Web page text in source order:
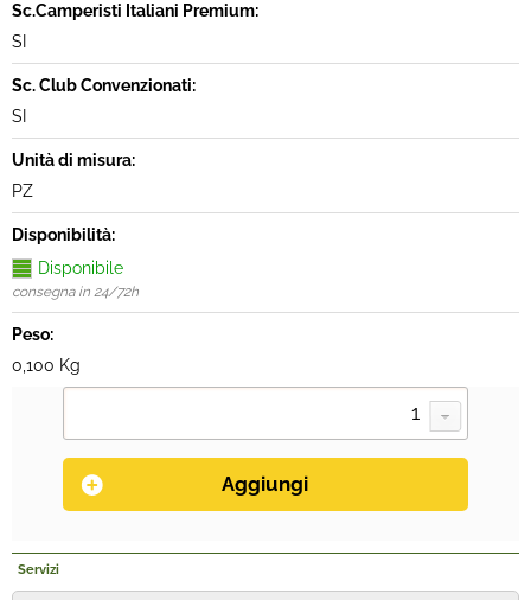
Sc.Camperisti Italiani Premium:
SI
Sc. Club Convenzionati:
SI
Unità di misura:
PZ
Disponibilità:
Disponibile
consegna in 24/72h
Peso:
0,100 Kg
Servizi